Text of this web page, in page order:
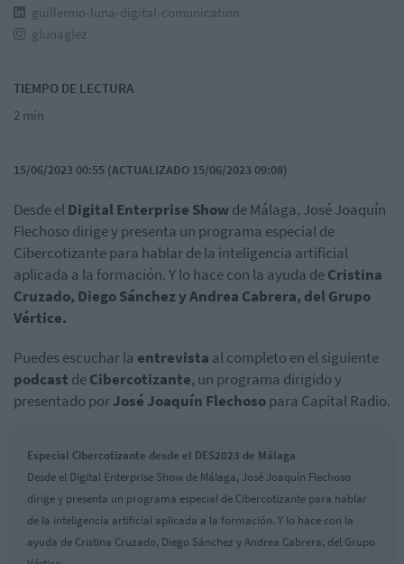
guillermo-luna-digital-comunication
glunaglez
TIEMPO DE LECTURA
2 min
15/06/2023 00:55 (ACTUALIZADO 15/06/2023 09:08)
Desde elDigital Enterprise Showde Málaga, José Joaquín
Flechoso dirige y presenta un programa especial de
Cibercotizante para hablar de la inteligencia artificial
aplicada a la formación. Y lo hace con la ayuda deCristina
Cruzado, Diego Sánchez y Andrea Cabrera, del Grupo
Vértice.
Puedes escuchar la entrevista al completo en el siguiente
podcast deCibercotizante, un programa dirigido y
presentado porJosé Joaquín Flechosopara Capital Radio.
Especial Cibercotizante desde el DES2023 de Málaga
Desde el Digital Enterprise Show de Málaga, José Joaquín Flechoso
dirige y presenta un programa especial de Cibercotizante para hablar
de la inteligencia artificial aplicada a la formación. Y lo hace con la
ayuda de Cristina Cruzado, Diego Sánchez y Andrea Cabrera, del Grupo